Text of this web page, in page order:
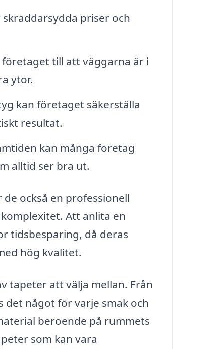
priser och
till att väggarna är i
ytor.
kan företaget säkerställa
resultat.
kan många företag
alltid ser bra ut.
också en professionell
Att anlita en
tidsbesparing, då deras
hög kvalitet.
tapeter att välja mellan. Från
något för varje smak och
beroende på rummets
som kan vara